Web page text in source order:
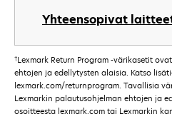
Yhteensopivat
†Lexmark Return Program -värikasetit
ehtojen ja edellytysten alaisia. Katso
lexmark.com/returnprogram. Tavallisia
Lexmarkin palautusohjelman ehtojen ja
osoitteesta lexmark.com tai Lexmarkin